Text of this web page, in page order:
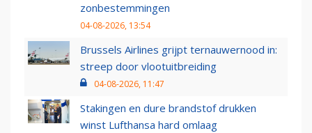
zonbestemmingen
04-08-2026, 13:54
Brussels Airlines grijpt ternauwernood in:
streep door vlootuitbreiding
04-08-2026, 11:47
Stakingen en dure brandstof drukken
winst Lufthansa hard omlaag